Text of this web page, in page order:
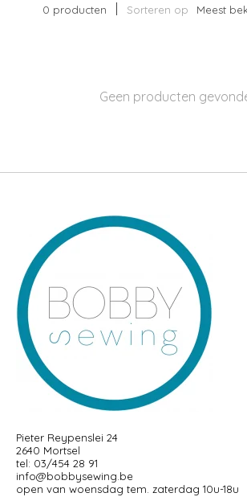
0 producten Sorteren op Meest
Geen producten
Pieter Reypenslei 24
2640 Mortsel
tel: 03/454 28 91
info@bobbysewing.be
open van woensdag tem. zaterdag 10u-18u